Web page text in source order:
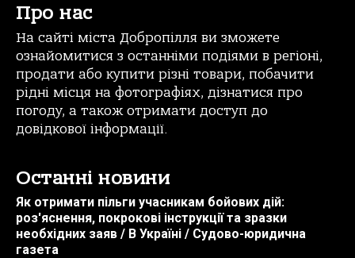
Про нас
На сайті міста Добропілля ви зможете
ознайомитися з останніми подіями в регіоні,
продати або купити різні товари, побачити
рідні місця на фотографіях, дізнатися про
погоду, а також отримати доступ до
довідкової інформації.
Останні новини
Як отримати пільги учасникам бойових дій:
роз'яснення, покрокові інструкції та зразки
необхідних заяв / В Україні / Судово-юридична
газета